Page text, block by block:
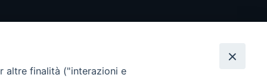
altre finalità ("interazioni e